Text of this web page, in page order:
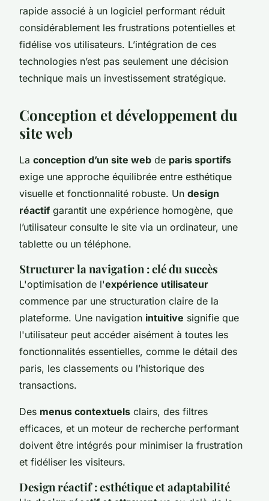
rapide associé à un logiciel performant réduit
considérablement les frustrations potentielles et
fidélise vos utilisateurs. L’intégration de ces
technologies n’est pas seulement une décision
technique mais un investissement stratégique.
Conception et développement du
site web
La conception d’un site web de paris sportifs
exige une approche équilibrée entre esthétique
visuelle et fonctionnalité robuste. Un design
réactif garantit une expérience homogène, que
l’utilisateur consulte le site via un ordinateur, une
tablette ou un téléphone.
Structurer la navigation : clé du succès
L'optimisation de l'expérience utilisateur
commence par une structuration claire de la
plateforme. Une navigation intuitive signifie que
l'utilisateur peut accéder aisément à toutes les
fonctionnalités essentielles, comme le détail des
paris, les classements ou l’historique des
transactions.
Des menus contextuels clairs, des filtres
efficaces, et un moteur de recherche performant
doivent être intégrés pour minimiser la frustration
et fidéliser les visiteurs.
Design réactif : esthétique et adaptabilité